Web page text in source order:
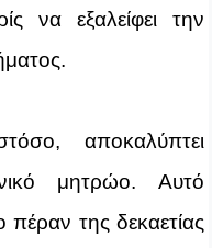
να εξαλείφει την
αποκαλύπτει
μητρώο. Αυτό
πέραν της δεκαετίας